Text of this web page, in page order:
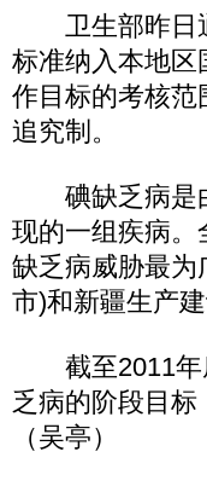
卫生部昨日通
标准纳入本地区
作目标的考核范
追究制。
碘缺乏病是由
现的一组疾病。
缺乏病威胁最为
市)和新疆生产
截至2011年
乏病的阶段目
（吴亭）